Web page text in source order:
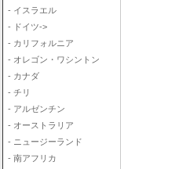
- イスラエル
- ドイツ->
- カリフォルニア
- オレゴン・ワシントン
- カナダ
- チリ
- アルゼンチン
- オーストラリア
- ニュージーランド
- 南アフリカ